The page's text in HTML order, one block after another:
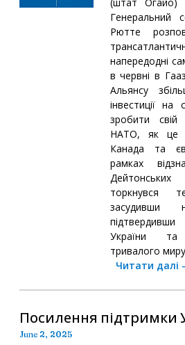
Генеральний
Рютте
напередодні
в червні в
Альянсу
інвестиції на
зробити
НАТО, як це
Канада та
рамках
торкнувся
засудивши
підтвердивши
України та
тривалого
Читати далі -
Посилення підтримки
June 2, 2025